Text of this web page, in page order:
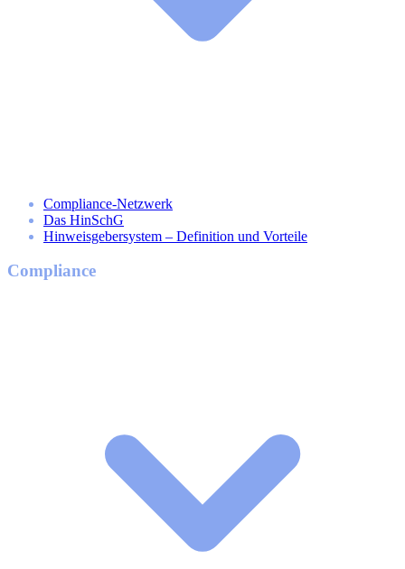
Compliance-Netzwerk
Das HinSchG
Hinweisgebersystem – Definition und Vorteile
Compliance